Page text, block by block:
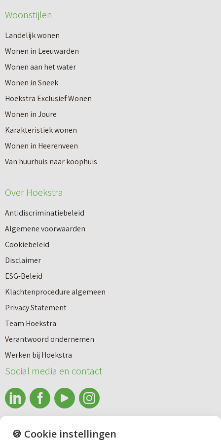
Nieuwbouw
Huren
Bedrijfsmakelaardij
Woonstijlen
Landelijk wonen
Wonen in Leeuwarden
Wonen aan het water
Wonen in Sneek
Hoekstra Exclusief Wonen
Wonen in Joure
Karakteristiek wonen
Wonen in Heerenveen
Van huurhuis naar koophuis
Over Hoekstra
Antidiscriminatiebeleid
Algemene voorwaarden
Cookiebeleid
Disclaimer
ESG-Beleid
Klachtenprocedure algemeen
Privacy Statement
Team Hoekstra
Verantwoord ondernemen
Werken bij Hoekstra
Social media en contact
info@makelaardijhoekstra.nl
🍪 Cookie instellingen